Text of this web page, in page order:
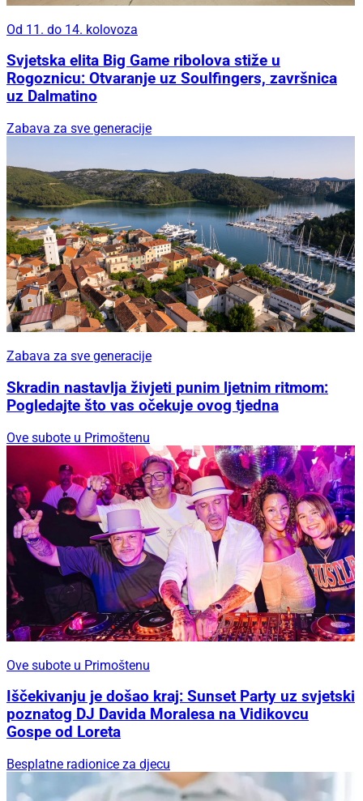
Od 11. do 14. kolovoza
Svjetska elita Big Game ribolova stiže u
Rogoznicu: Otvaranje uz Soulfingers, završnica
uz Dalmatino
Zabava za sve generacije
Zabava za sve generacije
Skradin nastavlja živjeti punim ljetnim ritmom:
Pogledajte što vas očekuje ovog tjedna
Ove subote u Primoštenu
Ove subote u Primoštenu
Iščekivanju je došao kraj: Sunset Party uz svjetski
poznatog DJ Davida Moralesa na Vidikovcu
Gospe od Loreta
Besplatne radionice za djecu